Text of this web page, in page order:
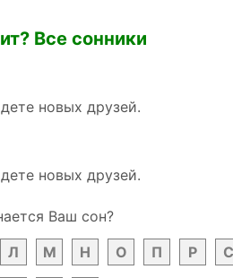
Все сонники
новых друзей.
новых друзей.
Ваш сон?
Л М Н О П Р С